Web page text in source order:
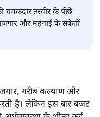
चमकदार तस्वीर के पीछे
और महंगाई के संकेतों
गरीब कल्याण और
है। लेकिन इस बार बजट